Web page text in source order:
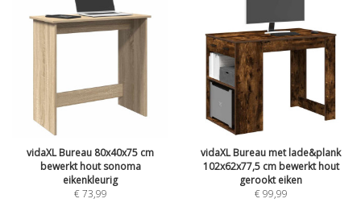
vidaXL Bureau 80x40x75 cm
bewerkt hout sonoma
eikenkleurig
€73,99
vidaXL Bureau met lade&plank
102x62x77,5 cm bewerkt hout
gerookt eiken
€99,99